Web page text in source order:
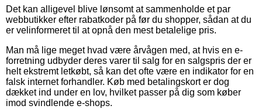
Det kan alligevel blive lønsomt at sammenholde et par
webbutikker efter rabatkoder på før du shopper, sådan at du
er velinformeret til at opnå den mest betalelige pris.
Man må lige meget hvad være årvågen med, at hvis en e-
forretning udbyder deres varer til salg for en salgspris der er
helt ekstremt letkøbt, så kan det ofte være en indikator for en
falsk internet forhandler. Køb med betalingskort er dog
dækket ind under en lov, hvilket passer på dig som køber
imod svindlende e-shops.